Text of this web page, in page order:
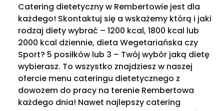
Catering dietetyczny w Rembertowie jest dla
każdego! Skontaktuj się a wskażemy którą i jaki
rodzaj diety wybrać – 1200 kcal, 1800 kcal lub
2000 kcal dziennie, dieta Wegetariańska czy
Sport? 5 posiłków lub 3 – Twój wybór jaką dietę
wybierasz. To wszystko znajdziesz w naszej
ofercie menu cateringu dietetycznego z
dowozem do pracy na terenie Rembertowa
każdego dnia! Nawet najlepszy catering